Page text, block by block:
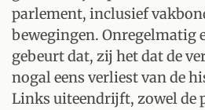
parlement, inclusief
bewegingen. Onregelmatig
gebeurt dat, zij het dat de
nogal eens verliest van de
Links uiteendrijft, zowel de